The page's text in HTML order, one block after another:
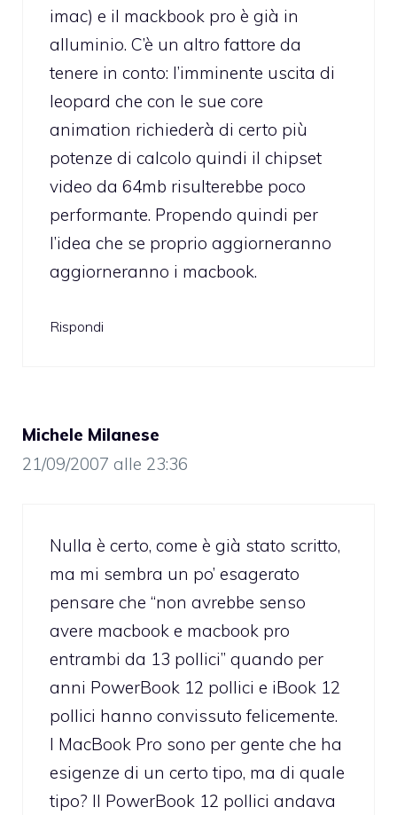
imac) e il mackbook pro è già in
alluminio. C’è un altro fattore da
tenere in conto: l’imminente uscita di
leopard che con le sue core
animation richiederà di certo più
potenze di calcolo quindi il chipset
video da 64mb risulterebbe poco
performante. Propendo quindi per
l’idea che se proprio aggiorneranno
aggiorneranno i macbook.
Rispondi
Michele Milanese
21/09/2007 alle 23:36
Nulla è certo, come è già stato scritto,
ma mi sembra un po’ esagerato
pensare che “non avrebbe senso
avere macbook e macbook pro
entrambi da 13 pollici” quando per
anni PowerBook 12 pollici e iBook 12
pollici hanno convissuto felicemente.
I MacBook Pro sono per gente che ha
esigenze di un certo tipo, ma di quale
tipo? Il PowerBook 12 pollici andava